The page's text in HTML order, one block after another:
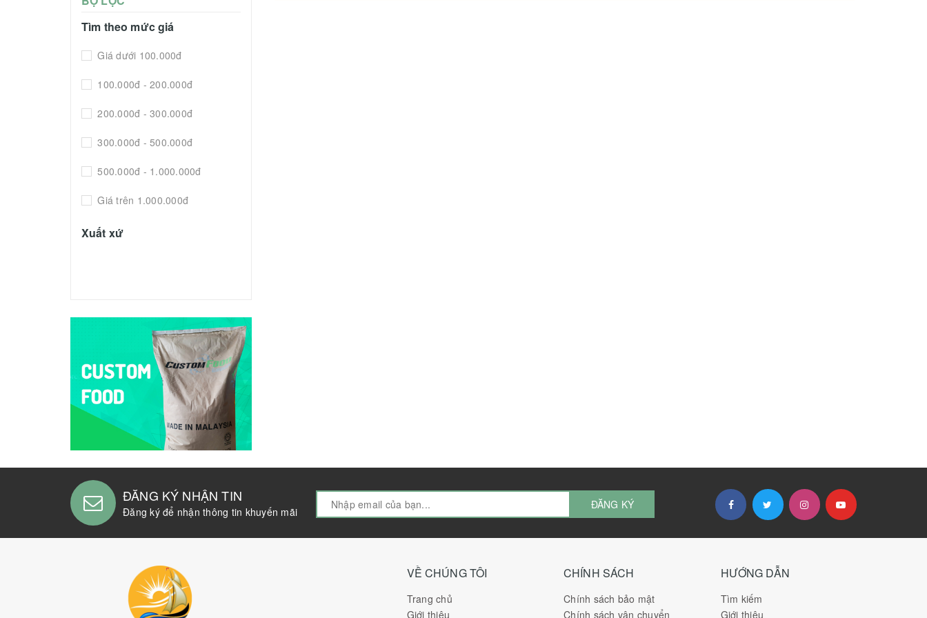
Tìm theo mức giá
Giá dưới 100.000đ
100.000đ - 200.000đ
200.000đ - 300.000đ
300.000đ - 500.000đ
500.000đ - 1.000.000đ
Giá trên 1.000.000đ
Xuất xứ
ĐĂNG KÝ NHẬN TIN
Đăng ký để nhận thông tin khuyến mãi
ĐĂNG KÝ
VỀ CHÚNG TÔI
Trang chủ
Giới thiệu
CHÍNH SÁCH
Chính sách bảo mật
Chính sách vận chuyển
HƯỚNG DẪN
Tìm kiếm
Giới thiệu